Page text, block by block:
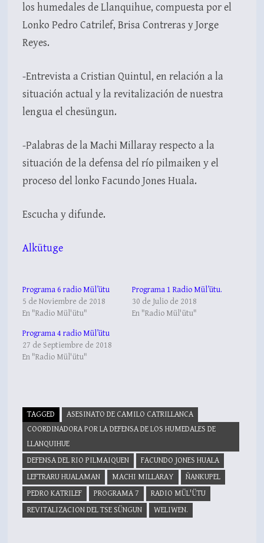
los humedales de Llanquihue, compuesta por el
Lonko Pedro Catrilef, Brisa Contreras y Jorge
Reyes.
-Entrevista a Cristian Quintul, en relación a la
situación actual y la revitalización de nuestra
lengua el chesüngun.
-Palabras de la Machi Millaray respecto a la
situación de la defensa del río pilmaiken y el
proceso del lonko Facundo Jones Huala.
Escucha y difunde.
Alkütuge
Programa 6 radio Mül’ütu
5 de Noviembre de 2018
En "Radio Mül'ütu"
Programa 1 Radio Mül’ütu.
30 de Julio de 2018
En "Radio Mül'ütu"
Programa 4 radio Mül’ütu
27 de Septiembre de 2018
En "Radio Mül'ütu"
TAGGED
ASESINATO DE CAMILO CATRILLANCA
COORDINADORA POR LA DEFENSA DE LOS HUMEDALES DE
LLANQUIHUE
DEFENSA DEL RIO PILMAIQUEN
FACUNDO JONES HUALA
LEFTRARU HUALAMAN
MACHI MILLARAY
ÑANKUPEL
PEDRO KATRILEF
PROGRAMA 7
RADIO MÜL'ÜTU
REVITALIZACION DEL TSE SÜNGUN
WELIWEN.